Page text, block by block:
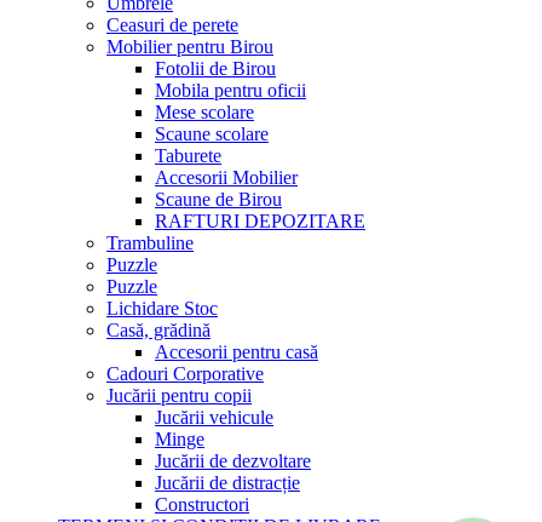
Ceasuri de perete
Mobilier pentru Birou
Fotolii de Birou
Mobila pentru oficii
Mese scolare
Scaune scolare
Taburete
Accesorii Mobilier
Scaune de Birou
RAFTURI DEPOZITARE
Trambuline
Puzzle
Puzzle
Lichidare Stoc
Casă, grădină
Accesorii pentru casă
Cadouri Corporative
Jucării pentru copii
Jucării vehicule
Minge
Jucării de dezvoltare
Jucării de distracție
Constructori